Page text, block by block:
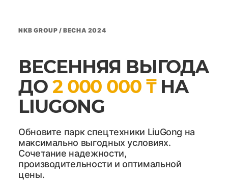
NKB GROUP / ВЕСНА 2024
ВЕСЕННЯЯ ВЫГОДА
ДО 2 000 000 ₸НА
LIUGONG
Обновите парк спецтехники LiuGong на
максимально выгодных условиях.
Сочетание надежности,
производительности и оптимальной
цены.